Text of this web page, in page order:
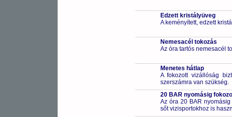
Edzett kristályüveg
A keményített, edzett
Nemesacél tokozás
Az óra tartós nemesacél
Menetes hátlap
A fokozott vizállóság
szerszámra van szükség.
20 BAR nyomásig
Az óra 20 BAR
sőt vizisportokhoz is